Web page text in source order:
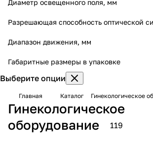
Диаметр освещенного поля, мм
Разрешающая способность оптической
Диапазон движения, мм
Габаритные размеры в упаковке
Выберите опции
Главная Каталог Гинекологическое
Гинекологическое
оборудование
119